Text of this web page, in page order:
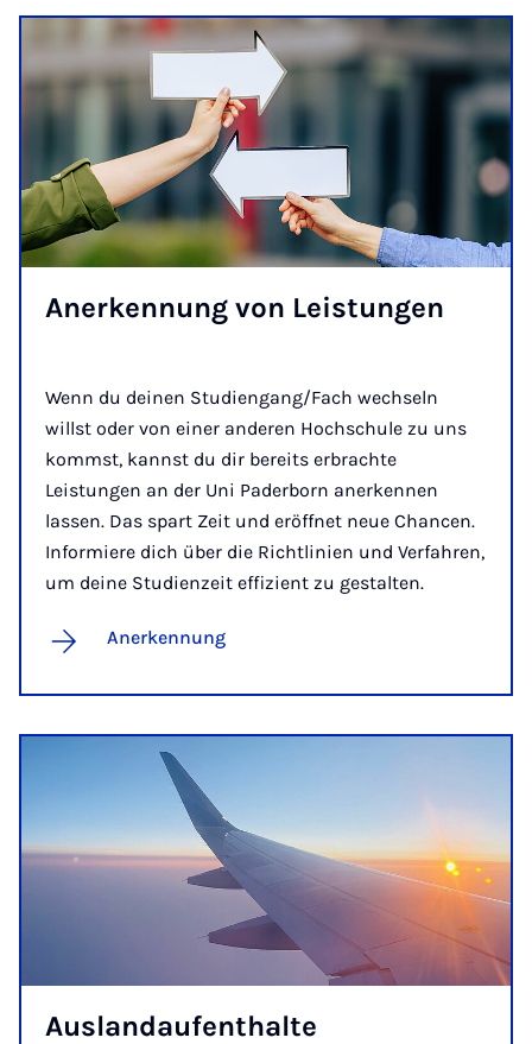
An­er­ken­nung von Leis­tun­gen
Wenn du deinen Studiengang/Fach wechseln
willst oder von einer anderen Hochschule zu uns
kommst, kannst du dir bereits erbrachte
Leistungen an der Uni Paderborn anerkennen
lassen. Das spart Zeit und eröffnet neue Chancen.
Informiere dich über die Richtlinien und Verfahren,
um deine Studienzeit effizient zu gestalten.
Anerkennung
Aus­land­auf­ent­hal­te